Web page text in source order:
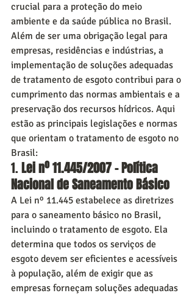
crucial para a proteção do meio
ambiente e da saúde pública no Brasil.
Além de ser uma obrigação legal para
empresas, residências e indústrias, a
implementação de soluções adequadas
de tratamento de esgoto contribui para o
cumprimento das normas ambientais e a
preservação dos recursos hídricos. Aqui
estão as principais legislações e normas
que orientam o tratamento de esgoto no
Brasil:
1. Lei nº 11.445/2007 – Política
Nacional de Saneamento Básico
A Lei nº 11.445 estabelece as diretrizes
para o saneamento básico no Brasil,
incluindo o tratamento de esgoto. Ela
determina que todos os serviços de
esgoto devem ser eficientes e acessíveis
à população, além de exigir que as
empresas forneçam soluções adequadas